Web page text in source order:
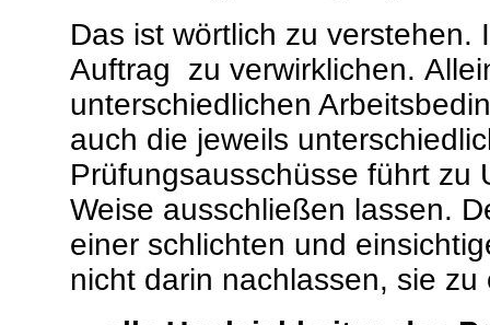
Das ist wörtlich zu verstehen.
Auftrag zu verwirklichen.
unterschiedlichen
auch die jeweils
Prüfungsausschüsse führt zu
Weise ausschließen lassen.
einer schlichten und
nicht darin nachlassen, sie zu